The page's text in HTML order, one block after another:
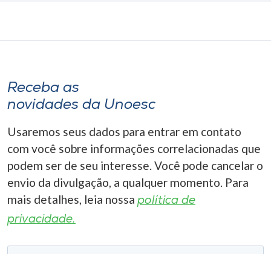
Receba as
novidades da Unoesc
Usaremos seus dados para entrar em contato
com você sobre informações correlacionadas que
podem ser de seu interesse. Você pode cancelar o
envio da divulgação, a qualquer momento. Para
mais detalhes, leia nossa política de
privacidade.